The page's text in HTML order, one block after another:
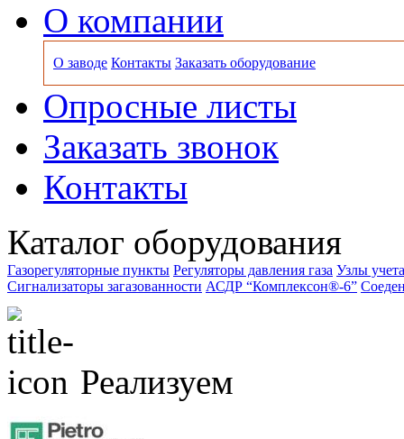
О компании
О заводе Контакты Заказать оборудование
Опросные листы
Заказать звонок
Контакты
Каталог оборудования
Газорегуляторные пункты Регуляторы давления газа Узлы
Сигнализаторы загазованности АСДР “Комплексон®-6”
Реализуем